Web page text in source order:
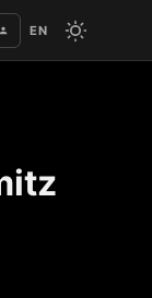
EN